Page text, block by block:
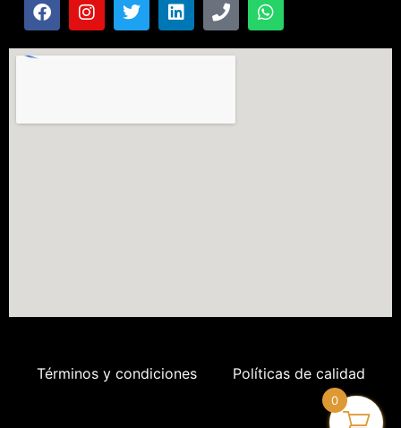
Términos y condiciones Políticas de calidad
0